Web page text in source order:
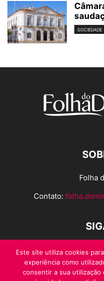
SOCIEDADE
Folha
Contato:
Este site utiliza cookies
experiência como
consentir a sua utilização